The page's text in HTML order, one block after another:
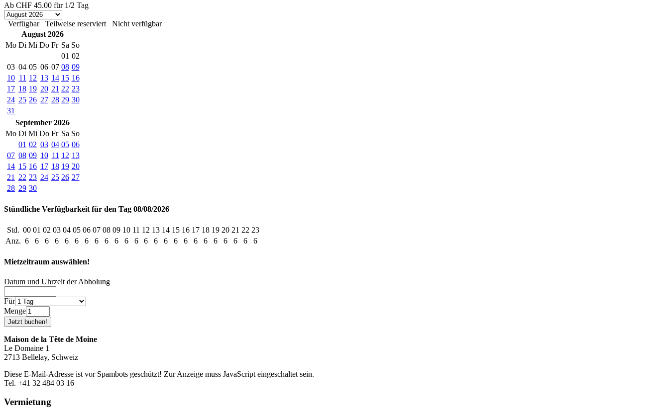
Ab CHF 45.00 für 1/2 Tag
Verfügbar Teilweise reserviert
Nicht verfügbar
August 2026
Mo Di Mi Do Fr Sa So
01 02
03 04 05 06 07 08 09
10 11 12 13 14 15 16
17 18 19 20 21 22 23
24 25 26 27 28 29 30
31
September 2026
Mo Di Mi Do Fr Sa So
01 02 03 04 05 06
07 08 09 10 11 12 13
14 15 16 17 18 19 20
21
22 23 24 25 26 27
28 29 30
Stündliche Verfügbarkeit für den Tag 08/08/2026
Std. 00 01 02 03 04 05 06 07 08 09 10 11 12 13 14 15 16 17 18 19 20 21 22 23
Anz. 6 6 6 6 6 6 6 6 6 6 6 6 6 6 6 6 6 6 6 6 6 6 6 6
Mietzeitraum auswählen!
Datum und Uhrzeit der Abholung
Für
Menge
Maison de la Tête de Moine
Le Domaine 1
2713 Bellelay, Schweiz
Diese E-Mail-Adresse ist vor Spambots geschützt! Zur Anzeige muss JavaScript eingeschaltet sein.
Tel. +41 32 484 03 16
Vermietung